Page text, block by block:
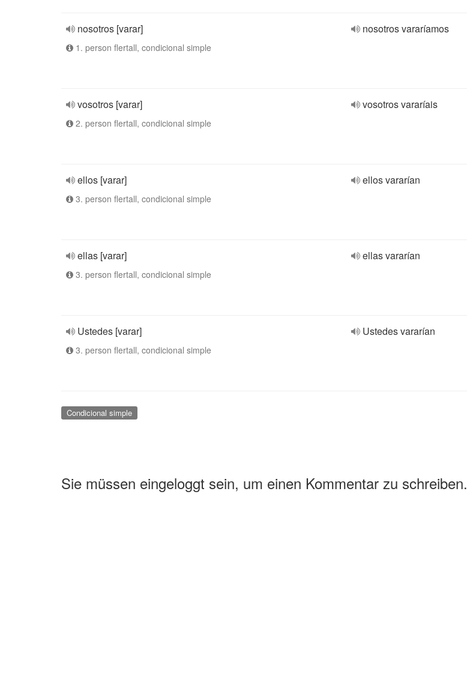
nosotros [varar]
1. person flertall, condicional simple
nosotros vararíamos
vosotros [varar]
2. person flertall, condicional simple
vosotros vararíais
ellos [varar]
3. person flertall, condicional simple
ellos vararían
ellas [varar]
3. person flertall, condicional simple
ellas vararían
Ustedes [varar]
3. person flertall, condicional simple
Ustedes vararían
Condicional simple
Sie müssen eingeloggt sein, um einen Kommentar zu schreiben.